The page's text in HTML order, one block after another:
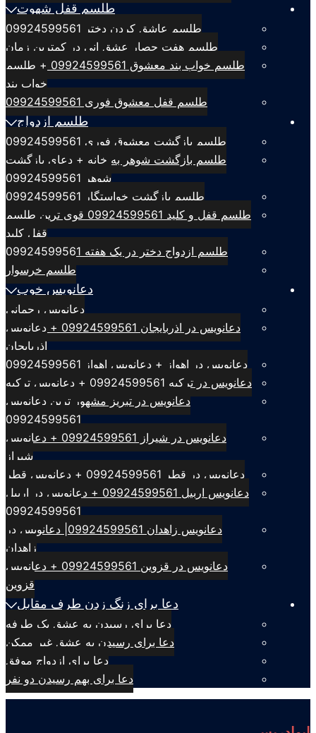
طلسم قفل شهوت
طلسم عاشق کردن دختر 09924599561
طلسم هفت حصار عشق انی در کمترین زمان
طلسم خواب بند معشوق 09924599561 + طلسم
خواب بند
طلسم قفل معشوق فوری 09924599561
طلسم ازدواج
طلسم بازگشت معشوق فوری 09924599561
طلسم بازگشت شوهر به خانه + دعای بازگشت
شوهر 09924599561
طلسم بازگشت خواستگار 09924599561
طلسم قفل و کلید 09924599561 قوی ترین طلسم
قفل کلید
طلسم ازدواج دختر در یک هفته 09924599561
طلسم خرسوار
دعانویس خوب
دعانویس رحمانی
دعانویس در اذربایجان 09924599561 + دعانویس
اذربایجان
دعانویس در اهواز + دعانویس اهواز 09924599561
دعانویس در ترکیه 09924599561 + دعانویس ترکیه
دعانویس در تبریز مشهور ترین دعانویس
09924599561
دعانویس در شیراز 09924599561 + دعانویس
شیراز
دعانویس در قطر 09924599561 + دعانویس قطر
دعانویس اربیل 09924599561 + دعانویس در اربیل
09924599561
دعانویس زاهدان 09924599561| دعانویس در
زاهدان
دعانویس در قزوین 09924599561 + دعانویس
قزوین
دعا برای زنگ زدن طرف مقابل
دعا برای رسیدن به عشق یک طرفه
دعا برای رسیدن به عشق غیر ممکن
دعا برای ازدواج موفق
دعا برای بهم رسیدن دو نفر